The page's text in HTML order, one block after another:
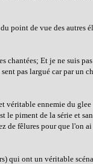
point de vue des autres
chantées; Et je ne suis
pas largué car par un
véritable ennemie du
piment de la série et
de fêlures pour que l'on
qui ont un véritable